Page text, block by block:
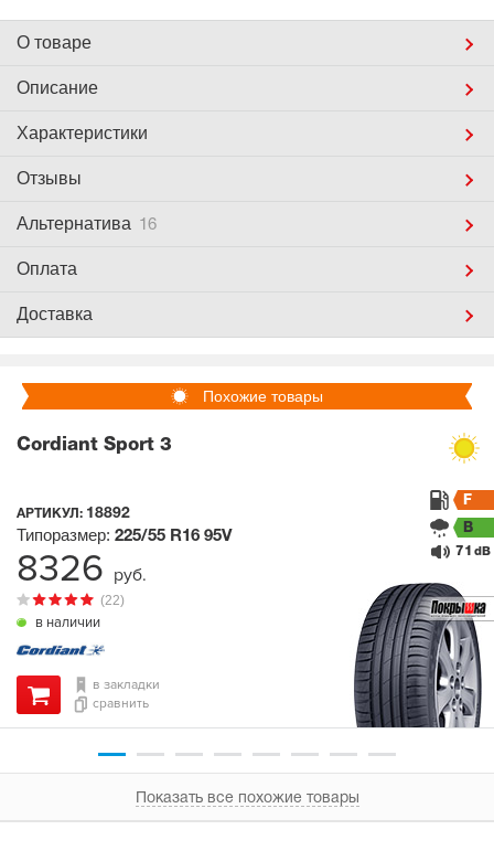
О товаре
Описание
Характеристики
Отзывы
Альтернатива 16
Оплата
Доставка
Похожие товары
Cordiant Sport 3
АРТИКУЛ: 18892
в наличии
(22)
Типоразмер: 225/55 R16 95V
F
B
71 dB
в закладки
сравнить
8326 руб.
Показать все похожие товары